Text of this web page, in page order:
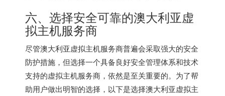
六、选择安全可靠的澳大利亚虚
拟主机服务商
尽管澳大利亚虚拟主机服务商普遍会采取强大的安全
防护措施，但选择一个具备良好安全管理体系和技术
支持的虚拟主机服务商，依然是至关重要的。为了帮
助用户做出明智的选择，以下是选择澳大利亚虚拟主